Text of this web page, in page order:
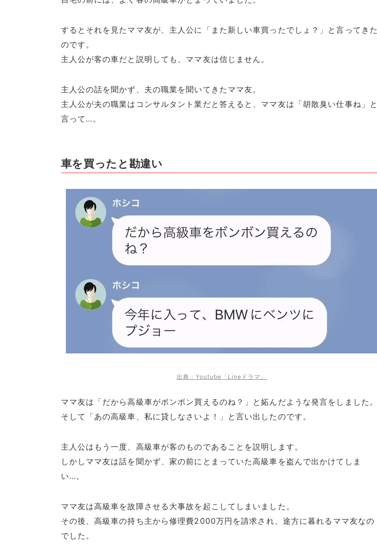
するとそれを見たママ友が、主人公に「また新しい車買ったでしょ？」と言ってきた
のです。
主人公が客の車だと説明しても、ママ友は信じません。
主人公の話を聞かず、夫の職業を聞いてきたママ友。
主人公が夫の職業はコンサルタント業だと答えると、ママ友は「胡散臭い仕事ね」と
言って…。
車を買ったと勘違い
出典：Youtube「Lineドラマ」
ママ友は「だから高級車がボンボン買えるのね？」と妬んだような発言をしました。
そして「あの高級車、私に貸しなさいよ！」と言い出したのです。
主人公はもう一度、高級車が客のものであることを説明します。
しかしママ友は話を聞かず、家の前にとまっていた高級車を盗んで出かけてしま
い…。
ママ友は高級車を故障させる大事故を起こしてしまいました。
その後、高級車の持ち主から修理費2000万円を請求され、途方に暮れるママ友なの
でした。